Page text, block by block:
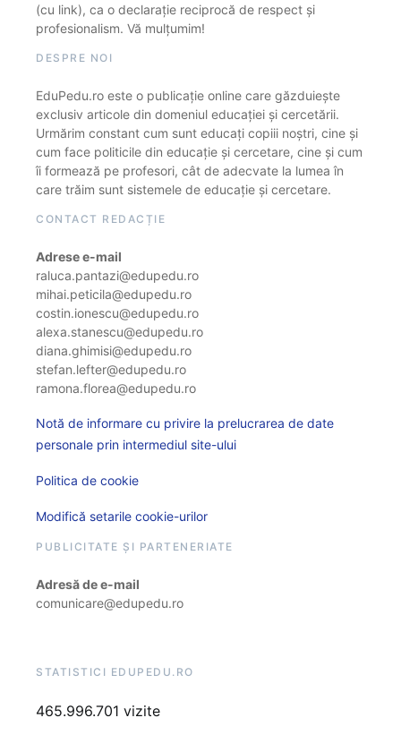
(cu link), ca o declarație reciprocă de respect și
profesionalism. Vă mulțumim!
DESPRE NOI
EduPedu.ro este o publicație online care găzduiește
exclusiv articole din domeniul educației și cercetării.
Urmărim constant cum sunt educați copiii noștri, cine și
cum face politicile din educație și cercetare, cine și cum
îi formează pe profesori, cât de adecvate la lumea în
care trăim sunt sistemele de educație și cercetare.
CONTACT REDACȚIE
Adrese e-mail
raluca.pantazi@edupedu.ro
mihai.peticila@edupedu.ro
costin.ionescu@edupedu.ro
alexa.stanescu@edupedu.ro
diana.ghimisi@edupedu.ro
stefan.lefter@edupedu.ro
ramona.florea@edupedu.ro
Notă de informare cu privire la prelucrarea de date
personale prin intermediul site-ului
Politica de cookie
Modifică setarile cookie-urilor
PUBLICITATE ȘI PARTENERIATE
Adresă de e-mail
comunicare@edupedu.ro
STATISTICI EDUPEDU.RO
465.996.701 vizite